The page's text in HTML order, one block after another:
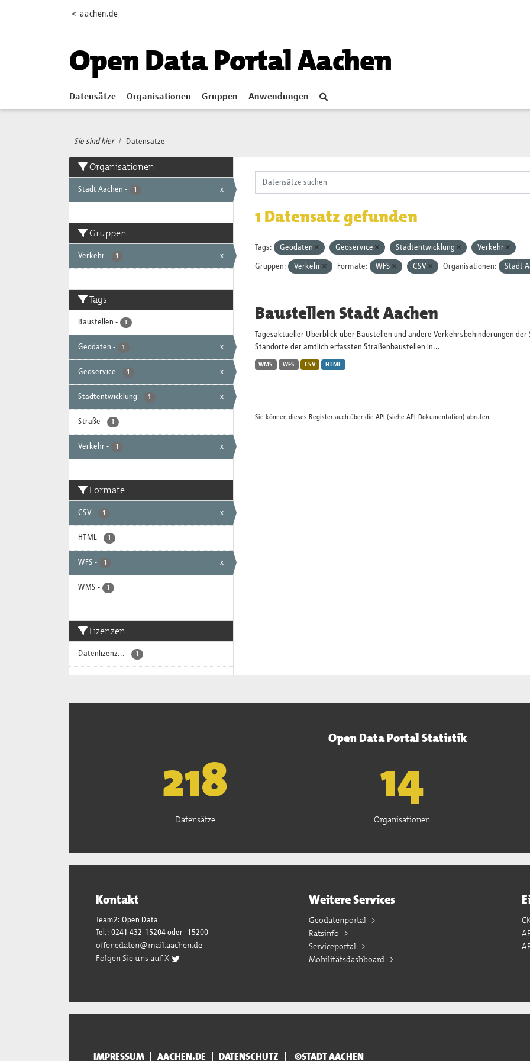
< aachen.de
Open Data Portal Aachen
Datensätze Organisationen Gruppen Anwendungen
Sie sind hier Datensätze
Organisationen
Stadt Aachen - 1 x
Gruppen
Verkehr - 1 x
Tags
Baustellen - 1
Geodaten - 1 x
Geoservice - 1 x
Stadtentwicklung - 1 x
Straße - 1
Verkehr - 1 x
Formate
CSV - 1 x
HTML - 1
WFS - 1 x
WMS - 1
Lizenzen
Datenlizenz... - 1
1 Datensatz gefunden
Tags: Geodaten Geoservice Stadtentwicklung Verkehr
Gruppen: Verkehr Formate: WFS CSV Organisationen: Stadt
Baustellen Stadt Aachen
Tagesaktueller Überblick über Baustellen und andere Verkehrsbehinderungen
Standorte der amtlich erfassten Straßenbaustellen in...
WMS WFS CSV HTML
Sie können dieses Register auch über die API (siehe API-Dokumentation) abrufen.
Open Data Portal Statistik
221
Datensätze
15
Organisationen
Kontakt
Team2: Open Data
Tel.: 0241 432-15204 oder -15200
offenedaten@mail.aachen.de
Folgen Sie uns auf X
Weitere Services
Geodatenportal
Ratsinfo
Serviceportal
Mobilitätsdashboard
IMPRESSUM AACHEN.DE DATENSCHUTZ ©STADT AACHEN